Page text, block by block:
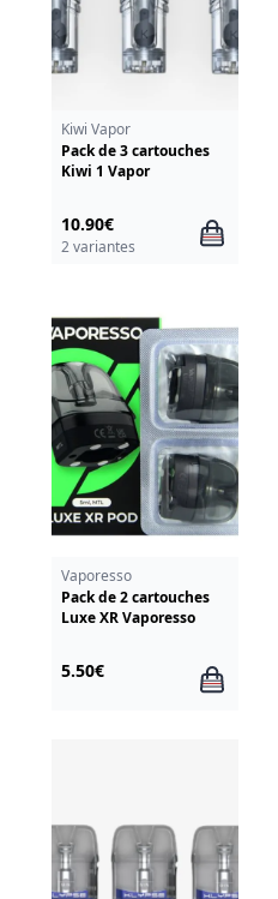
Kiwi Vapor
Pack de 3 cartouches
Kiwi 1 Vapor
10.90€
2 variantes
Vaporesso
Pack de 2 cartouches
Luxe XR Vaporesso
5.50€